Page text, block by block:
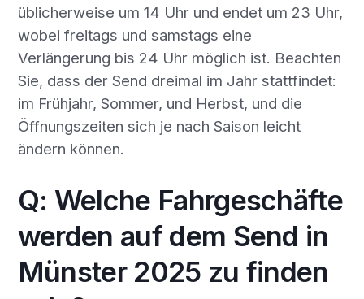
üblicherweise um 14 Uhr und endet um 23 Uhr,
wobei freitags und samstags eine
Verlängerung bis 24 Uhr möglich ist. Beachten
Sie, dass der Send dreimal im Jahr stattfindet:
im Frühjahr, Sommer, und Herbst, und die
Öffnungszeiten sich je nach Saison leicht
ändern können.
Q: Welche Fahrgeschäfte
werden auf dem Send in
Münster 2025 zu finden